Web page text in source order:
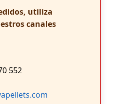
y web en este navegador
canales
552